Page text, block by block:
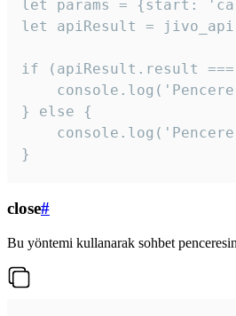
let params = {start:
let apiResult =
if (apiResult.result
} else {
}
close#
Bu yöntemi kullanarak sohbet